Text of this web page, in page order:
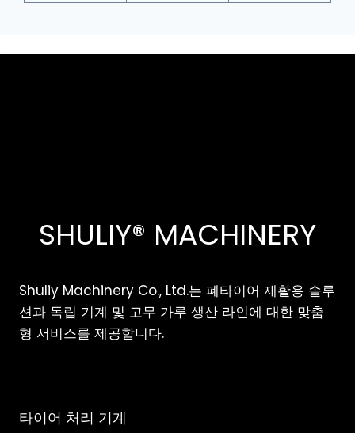
SHULIY® MACHINERY
Shuliy Machinery Co., Ltd.는 폐타이어 재활용 솔루
션과 독립 기계 및 고무 가루 생산 라인에 대한 맞춤
형 서비스를 제공합니다.
타이어 처리 기계